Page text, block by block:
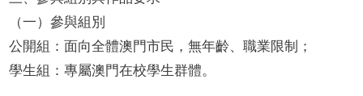
（一）參與組別
公開組：面向全體澳門市民，無年齡、職業限制；
學生組：專屬澳門在校學生群體。